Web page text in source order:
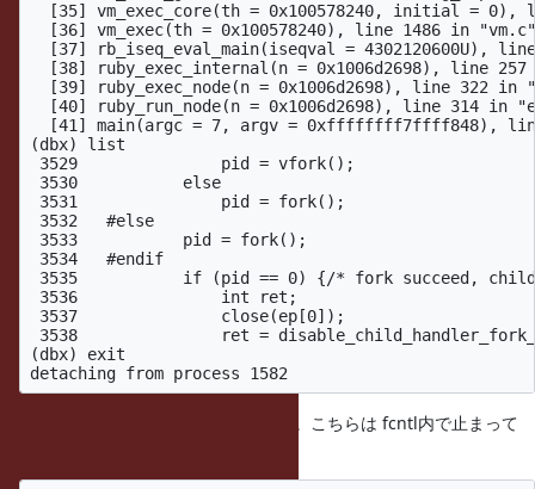
[35] vm_exec_core(th = 0x100578240, initial = 0),
[36] vm_exec(th = 0x100578240), line 1486 in
[37] rb_iseq_eval_main(iseqval = 4302120600U),
[38] ruby_exec_internal(n = 0x1006d2698), line 257
[39] ruby_exec_node(n = 0x1006d2698), line 322 in
[40] ruby_run_node(n = 0x1006d2698), line 314 in
[41] main(argc = 7, argv = 0xffffffff7ffff848),
(dbx) list
3529               pid = vfork();
3530           else
3531               pid = fork();
3532   #else
3533           pid = fork();
3534   #endif
3535           if (pid == 0) {/* fork succeed, child
3536               int ret;
3537               close(ep[0]);
3538               ret =
(dbx) exit
IO.popenから起動した新プロセス側。こちらは fcntl内で止まって